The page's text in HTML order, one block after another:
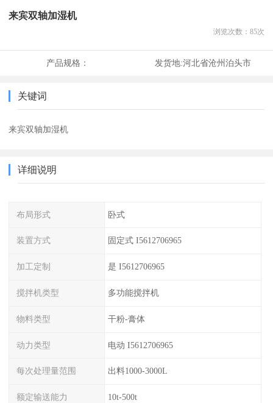
来宾双轴加湿机
浏览次数： 85次
产品规格： 发货地:河北省沧州泊头市
关键词
来宾双轴加湿机
详细说明
布局形式 卧式
装置方式 固定式 I5612706965
加工定制 是 I5612706965
搅拌机类型 多功能搅拌机
物料类型 干粉-膏体
动力类型 电动 I5612706965
每次处理量范围 出料1000-3000L
额定输送能力 10t-500t